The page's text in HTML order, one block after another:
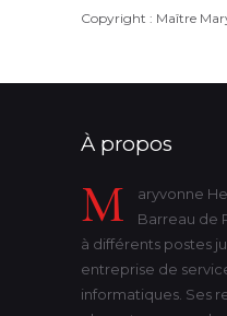
Copyright : Maître
À propos
M
aryvonne
Barreau de
à différents postes
entreprise de
informatiques. Ses